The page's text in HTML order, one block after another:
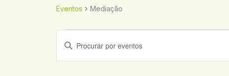
Eventos Mediação
Digite